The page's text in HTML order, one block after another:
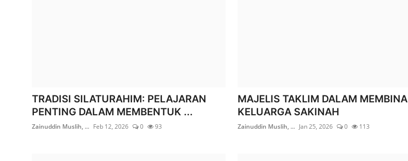
TRADISI SILATURAHIM: PELAJARAN
PENTING DALAM MEMBENTUK ...
Zainuddin Muslih, ... Feb 12, 2026 0 93
MAJELIS TAKLIM DALAM MEMBINA
KELUARGA SAKINAH
Zainuddin Muslih, ... Jan 25, 2026 0 113